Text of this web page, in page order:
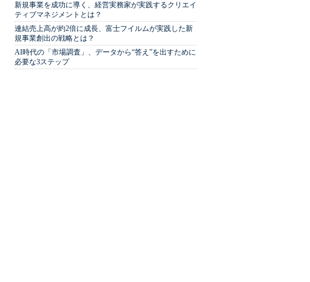
新規事業を成功に導く、経営実務家が実践するクリエイ
ティブマネジメントとは？
連結売上高が約2倍に成長、富士フイルムが実践した新
規事業創出の戦略とは？
AI時代の「市場調査」、データから“答え”を出すために
必要な3ステップ